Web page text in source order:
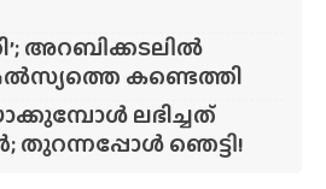
അറബിക്കടലിൽ
കണ്ടെത്തി
ലഭിച്ചത്
തുറന്നപ്പോൾ ഞെട്ടി!